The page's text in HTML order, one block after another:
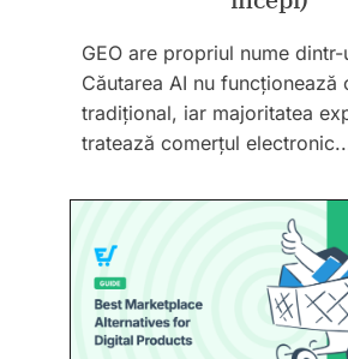
GEO are propriul nume
Căutarea AI nu funcționează
tradițional, iar majoritatea
tratează comerțul